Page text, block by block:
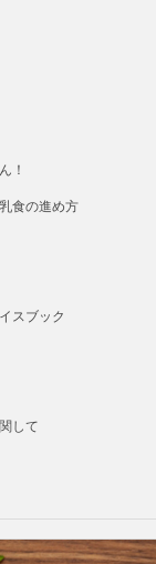
！
食の進め方
スブック
して